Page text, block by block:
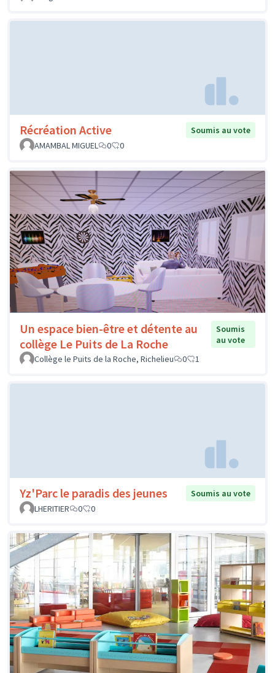
Récréation Active
Soumis au vote
AMAMBAL MIGUEL
0 0
Un espace bien-être et détente au
collège Le Puits de La Roche
Soumis
au vote
Collège le Puits de la Roche, Richelieu
0 1
Yz'Parc le paradis des jeunes
Soumis au vote
LHERITIER
0 0